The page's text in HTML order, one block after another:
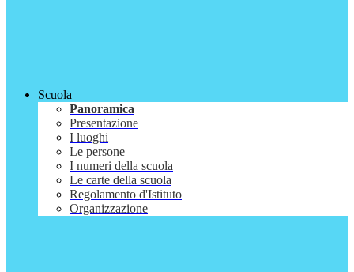
Scuola
Panoramica
Presentazione
I luoghi
Le persone
I numeri della scuola
Le carte della scuola
Regolamento d'Istituto
Organizzazione